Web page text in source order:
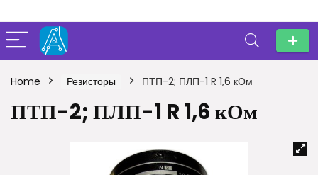
Home Резисторы ПТП-2; ПЛП-1 R 1,6 кОм
ПТП-2; ПЛП-1 R 1,6 кОм